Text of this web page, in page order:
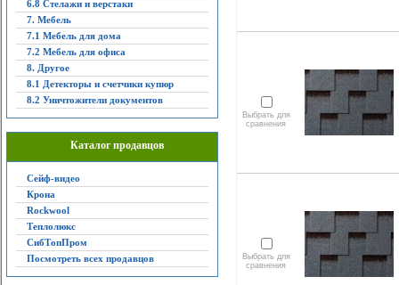
6.8 Стелажи и верстаки
7. Мебель
7.1 Мебель для дома
7.2 Мебель для офиса
8. Другое
8.1 Детекторы и счетчики купюр
8.2 Уничтожители документов
Каталог продавцов
Сейф-видео
Крона
Rockwool
Теплолюкс
СибТопПром
Посмотреть всех продавцов
Выбрать для
сравнения
Выбрать для
сравнения